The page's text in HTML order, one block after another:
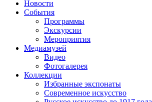
Новости
События
Программы
Экскурсии
Мероприятия
Медиамузей
Видео
Фотогалерея
Коллекции
Избранные экспонаты
Современное искусство